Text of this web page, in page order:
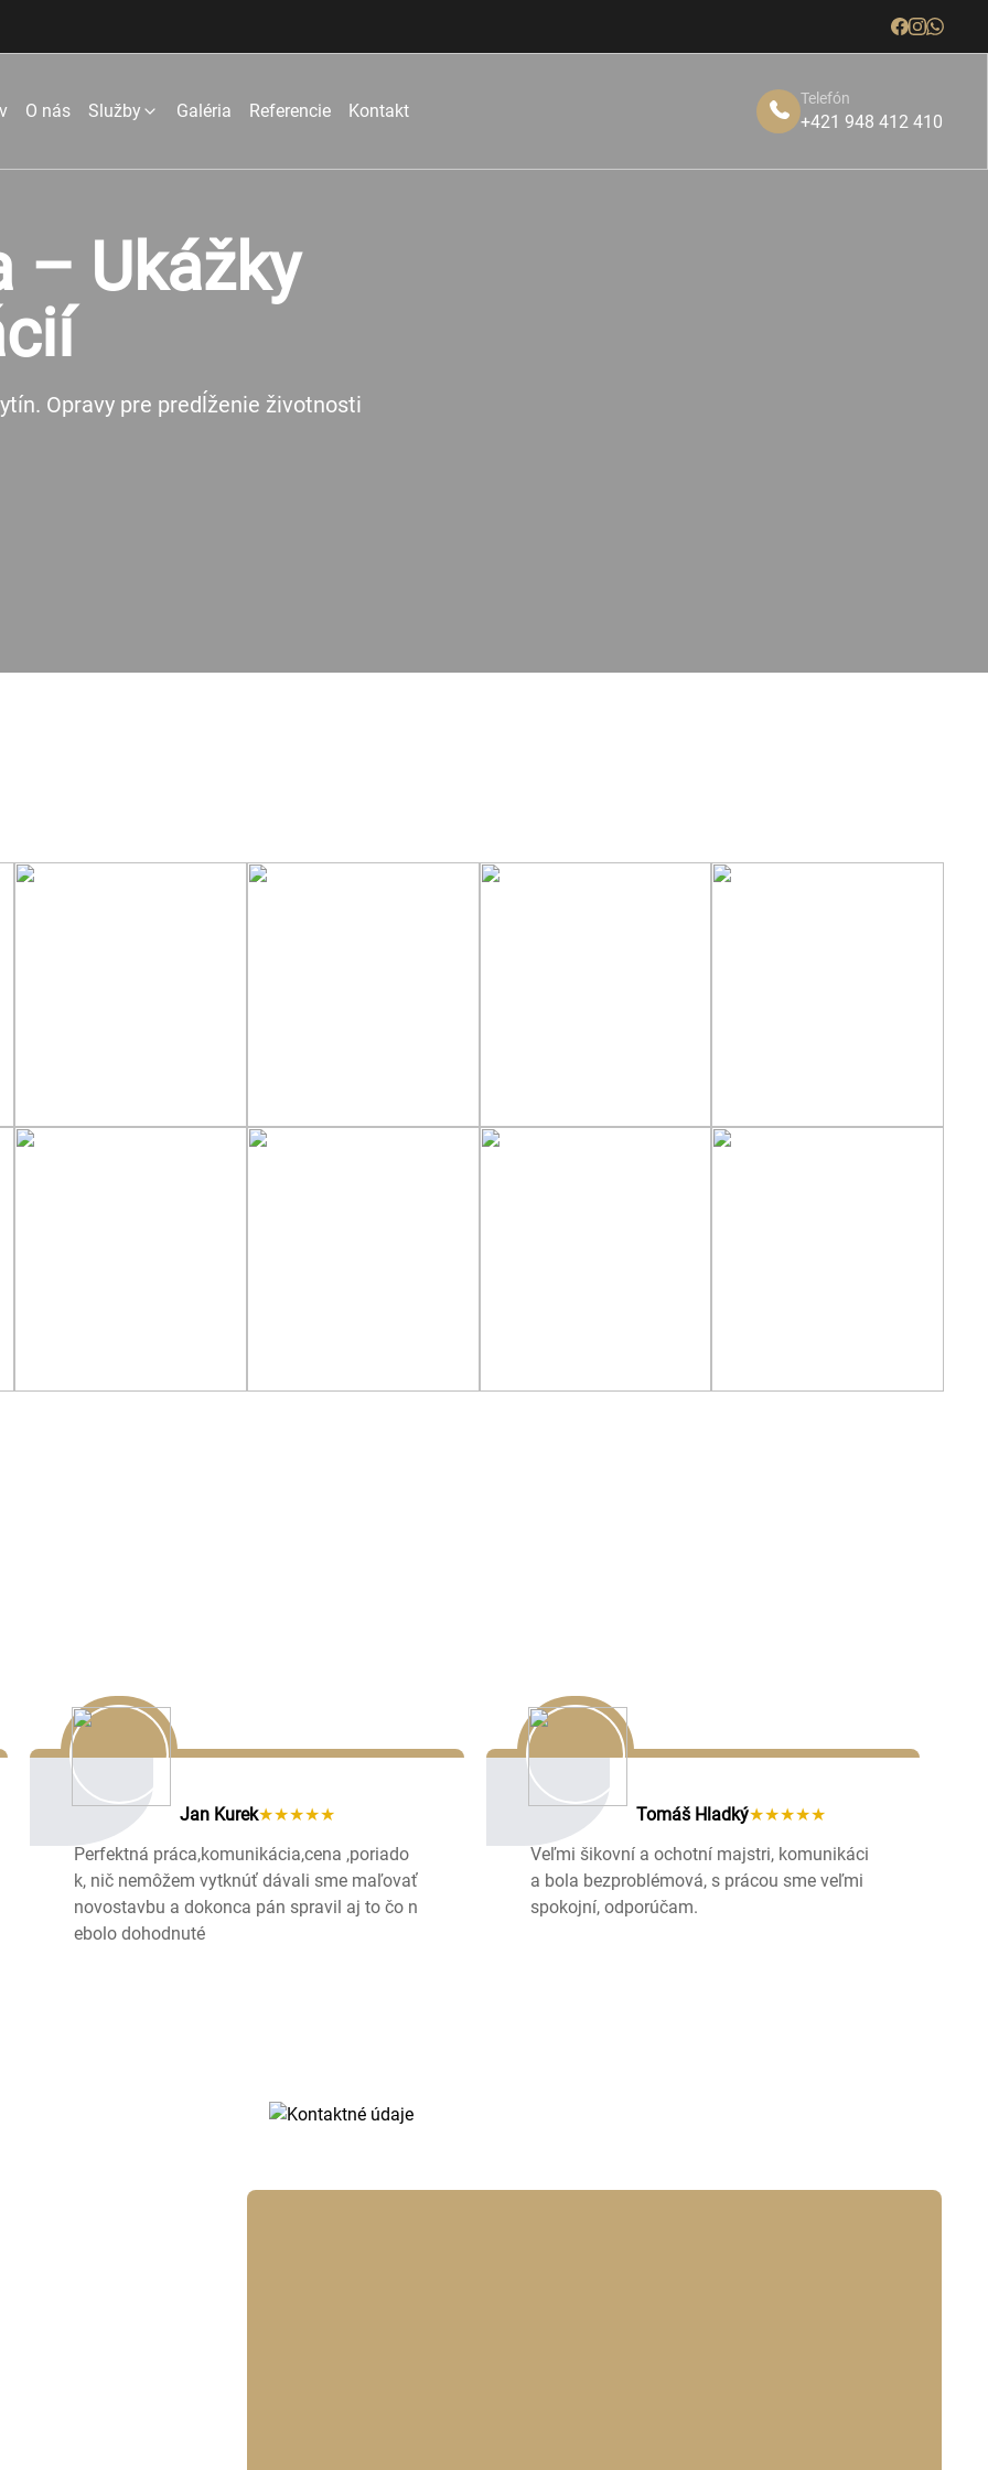
O nás Služby
Maľovanie bytov
AIRLESS maľovanie
Čistenie a náter fasád
Galéria Referencie Kontakt
Telefón
+421 948 412 410
– Ukážky
Opravy pre predĺženie životnosti
Jan Kurek★★★★★
Perfektná práca,komunikácia,cena ,poriado
k, nič nemôžem vytknúť dávali sme maľovať
novostavbu a dokonca pán spravil aj to čo n
ebolo dohodnuté
Tomáš Hladký★★★★★
Veľmi šikovní a ochotní majstri, komunikáci
a bola bezproblémová, s prácou sme veľmi
spokojní, odporúčam.